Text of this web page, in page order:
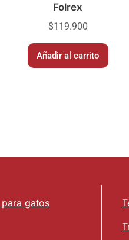
Folrex
$119.900
Añadir al carrito
gatos